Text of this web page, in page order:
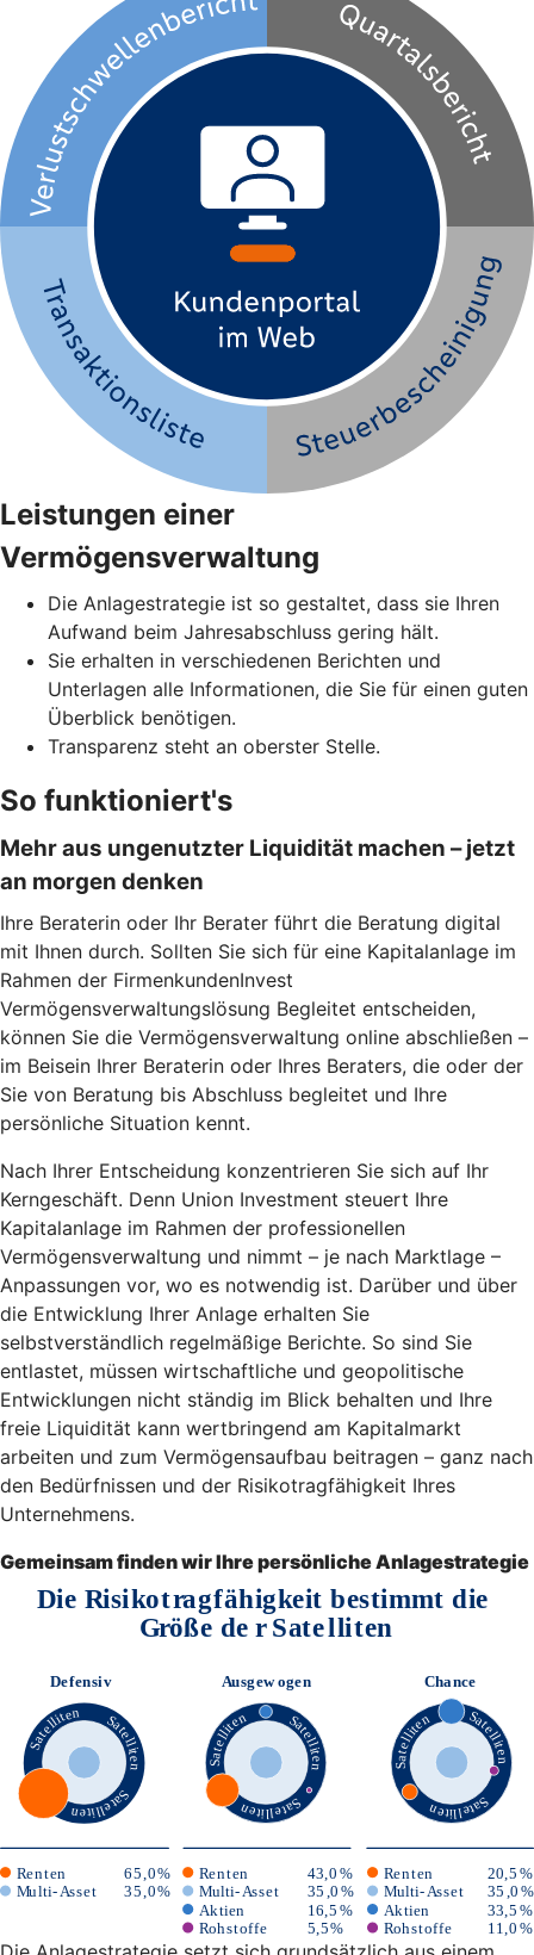
Leistungen einer
Vermögensverwaltung
Die Anlagestrategie ist so gestaltet, dass sie Ihren
Aufwand beim Jahresabschluss gering hält.
Sie erhalten in verschiedenen Berichten und
Unterlagen alle Informationen, die Sie für einen guten
Überblick benötigen.
Transparenz steht an oberster Stelle.
So funktioniert's
Mehr aus ungenutzter Liquidität machen – jetzt
an morgen denken
Ihre Beraterin oder Ihr Berater führt die Beratung digital
mit Ihnen durch. Sollten Sie sich für eine Kapitalanlage im
Rahmen der FirmenkundenInvest
Vermögensverwaltungslösung Begleitet entscheiden,
können Sie die Vermögensverwaltung online abschließen –
im Beisein Ihrer Beraterin oder Ihres Beraters, die oder der
Sie von Beratung bis Abschluss begleitet und Ihre
persönliche Situation kennt.
Nach Ihrer Entscheidung konzentrieren Sie sich auf Ihr
Kerngeschäft. Denn Union Investment steuert Ihre
Kapitalanlage im Rahmen der professionellen
Vermögensverwaltung und nimmt – je nach Marktlage –
Anpassungen vor, wo es notwendig ist. Darüber und über
die Entwicklung Ihrer Anlage erhalten Sie
selbstverständlich regelmäßige Berichte. So sind Sie
entlastet, müssen wirtschaftliche und geopolitische
Entwicklungen nicht ständig im Blick behalten und Ihre
freie Liquidität kann wertbringend am Kapitalmarkt
arbeiten und zum Vermögensaufbau beitragen – ganz nach
den Bedürfnissen und der Risikotragfähigkeit Ihres
Unternehmens.
Gemeinsam finden wir Ihre persönliche Anlagestrategie